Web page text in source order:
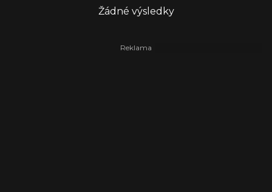
Žádné výsledky